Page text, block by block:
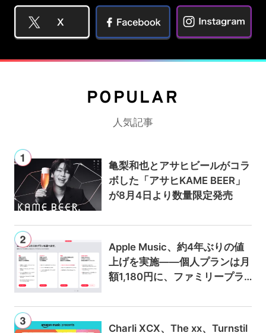
POPULAR
人気記事
亀梨和也とアサヒビールがコラ
ボした「アサヒKAME BEER」
が8月4日より数量限定発売
Apple Music、約4年ぶりの値
上げを実施——個人プランは月
額1,180円に、ファミリープラ
Charli XCX、The xx、Turnstil